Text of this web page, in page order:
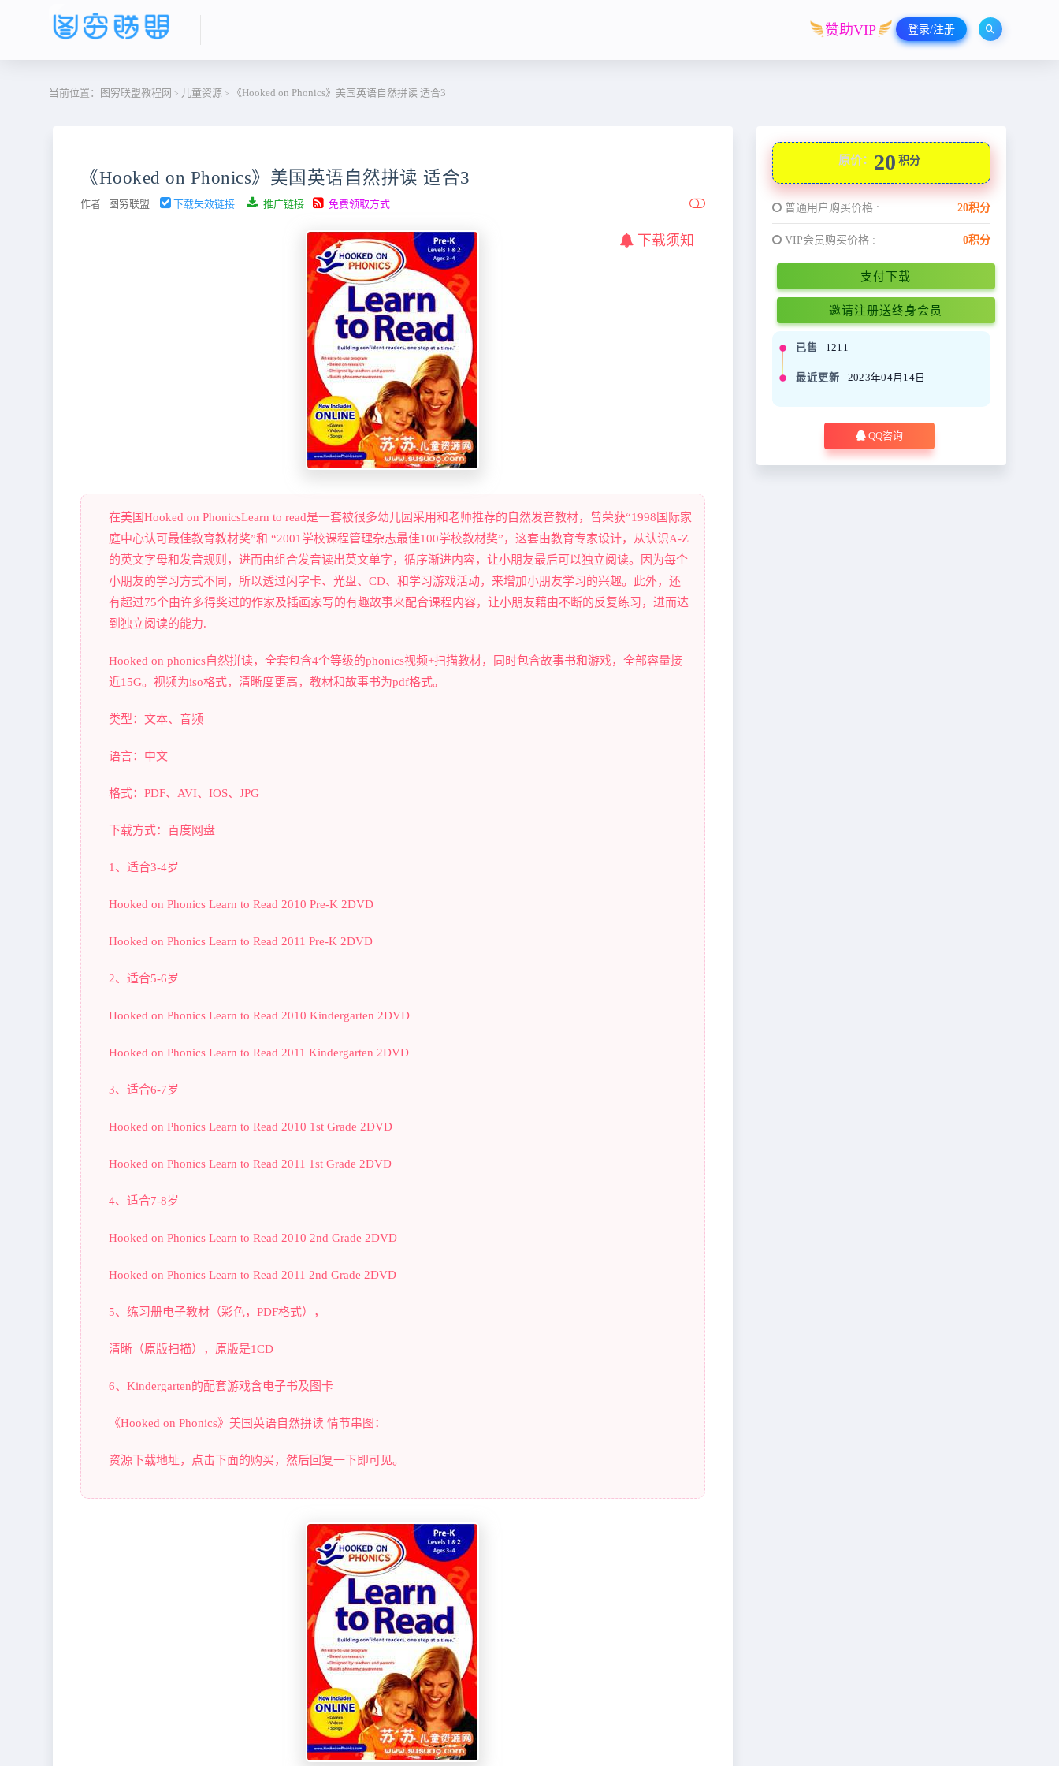
赞助VIP 登录/注册
当前位置： 图穷联盟教程网 > 儿童资源 > 《Hooked on Phonics》美国英语自然拼读 适合3
《Hooked on Phonics》美国英语自然拼读 适合3
作者 : 图穷联盟 下载失效链接 推广链接
下载须知
免费领取方式
在美国Hooked on PhonicsLearn to read是一套被很多幼儿园采用和老师推荐的自然发音教材，曾荣获“1998国际家
庭中心认可最佳教育教材奖”和 “2001学校课程管理杂志最佳100学校教材奖”，这套由教育专家设计，从认识A-Z
的英文字母和发音规则，进而由组合发音读出英文单字，循序渐进内容，让小朋友最后可以独立阅读。因为每个
小朋友的学习方式不同，所以透过闪字卡、光盘、CD、和学习游戏活动，来增加小朋友学习的兴趣。此外，还
有超过75个由许多得奖过的作家及插画家写的有趣故事来配合课程内容，让小朋友藉由不断的反复练习，进而达
到独立阅读的能力.
Hooked on phonics自然拼读，全套包含4个等级的phonics视频+扫描教材，同时包含故事书和游戏，全部容量接
近15G。视频为iso格式，清晰度更高，教材和故事书为pdf格式。
类型：文本、音频
语言：中文
格式：PDF、AVI、IOS、JPG
下载方式：百度网盘
1、适合3-4岁
Hooked on Phonics Learn to Read 2010 Pre-K 2DVD
Hooked on Phonics Learn to Read 2011 Pre-K 2DVD
2、适合5-6岁
Hooked on Phonics Learn to Read 2010 Kindergarten 2DVD
Hooked on Phonics Learn to Read 2011 Kindergarten 2DVD
3、适合6-7岁
Hooked on Phonics Learn to Read 2010 1st Grade 2DVD
Hooked on Phonics Learn to Read 2011 1st Grade 2DVD
4、适合7-8岁
Hooked on Phonics Learn to Read 2010 2nd Grade 2DVD
Hooked on Phonics Learn to Read 2011 2nd Grade 2DVD
5、练习册电子教材（彩色，PDF格式），
清晰（原版扫描），原版是1CD
6、Kindergarten的配套游戏含电子书及图卡
《Hooked on Phonics》美国英语自然拼读 情节串图：
资源下载地址，点击下面的购买，然后回复一下即可见。
原价： 20 积分
普通用户购买价格 : 20积分
VIP会员购买价格 : 0积分
支付下载
邀请注册送终身会员
已售 1211
最近更新 2023年04月14日
QQ咨询